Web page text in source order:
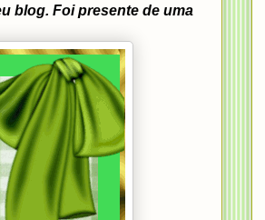
blog. Foi presente de uma